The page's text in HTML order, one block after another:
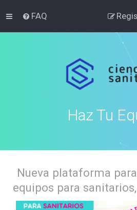
FAQ
Haz Tu
Nueva plataforma
equipos para